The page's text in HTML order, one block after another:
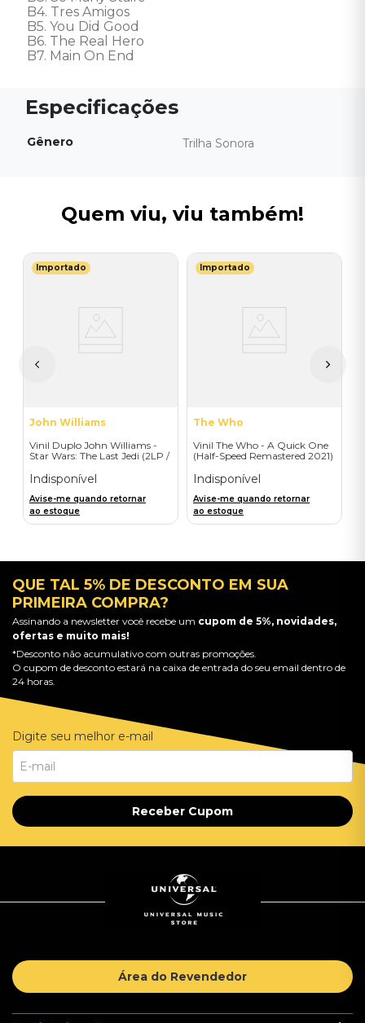
B4. Tres Amigos
B5. You Did Good
B6. The Real Hero
B7. Main On End
Gênero Trilha Sonora
Quem viu, viu também!
Importado
John Williams
Vinil Duplo John Williams -
Star Wars: The Last Jedi (2LP /
Importado
Indisponível
Avise-me quando retornar
ao estoque
Importado
The Who
Vinil The Who - A Quick One
(Half-Speed Remastered 2021)
Indisponível
Avise-me quando retornar
ao estoque
QUE TAL 5% DE DESCONTO EM SUA
PRIMEIRA COMPRA?
Assinando a newsletter você recebe um cupom de 5%, novidades,
ofertas e muito mais!
*Desconto não acumulativo com outras promoções.
O cupom de desconto estará na caixa de entrada do seu email dentro de
24 horas.
Digite seu melhor e-mail
Receber Cupom
Área do Revendedor